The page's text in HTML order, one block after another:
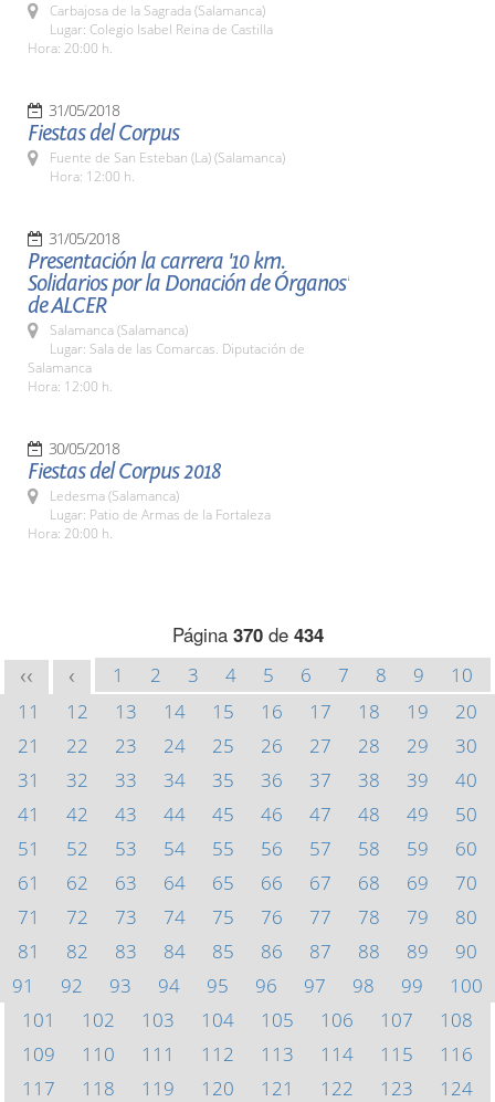
Carbajosa de la Sagrada (Salamanca)
Lugar: Colegio Isabel Reina de Castilla
Hora: 20:00 h.
31/05/2018
Fiestas del Corpus
Fuente de San Esteban (La) (Salamanca)
Hora: 12:00 h.
31/05/2018
Presentación la carrera '10 km.
Solidarios por la Donación de Órganos'
de ALCER
Salamanca (Salamanca)
Lugar: Sala de las Comarcas. Diputación de
Salamanca
Hora: 12:00 h.
30/05/2018
Fiestas del Corpus 2018
Ledesma (Salamanca)
Lugar: Patio de Armas de la Fortaleza
Hora: 20:00 h.
Página 370de 434
<< < 1 2 3 4 5 6 7 8 9
10
11
12 13 14 15 16 17 18 19
20
21
22 23 24 25 26 27 28 29
30
31
32 33 34 35 36 37 38 39
40
41
42 43 44 45 46 47 48 49
50
51
52 53 54 55 56 57 58 59
60
61
62 63 64 65 66 67 68 69
70
71
72 73 74 75 76 77 78 79
80
81
82 83 84 85 86 87 88 89
90
91
92 93 94 95 96 97 98 99
100
101
102 103 104 105 106 107
108
109
110 111 112 113 114 115
116
117
118 119 120 121 122 123
124